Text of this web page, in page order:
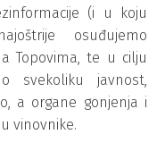
(i u koju
osuđujemo
Topovima, te u cilju
svekoliku javnost,
a organe gonjenja i
vinovnike.